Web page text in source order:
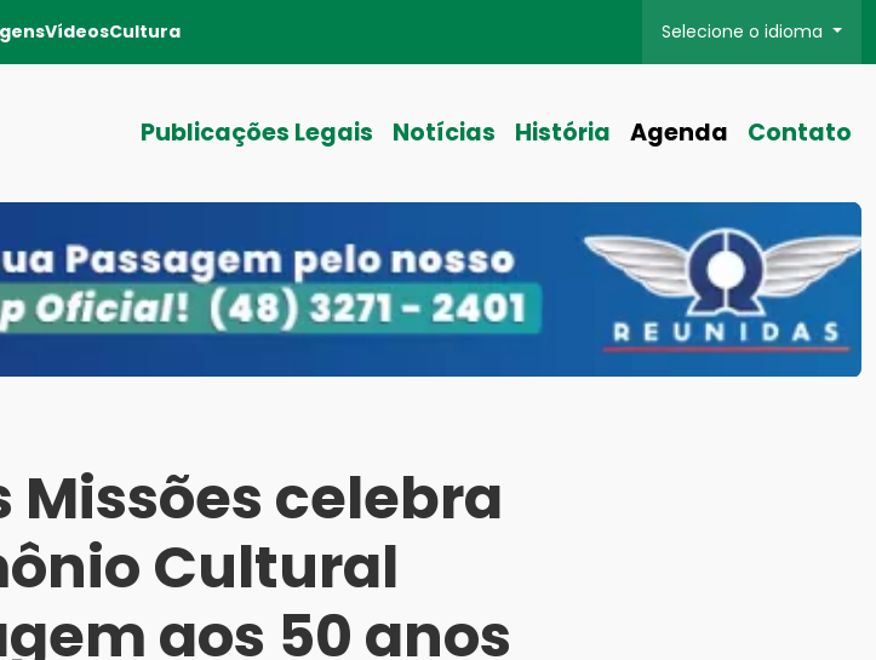
VídeosCultura Selecione o idioma
Publicações Legais Notícias História Agenda Contato
celebra
Cultural
aos 50 anos